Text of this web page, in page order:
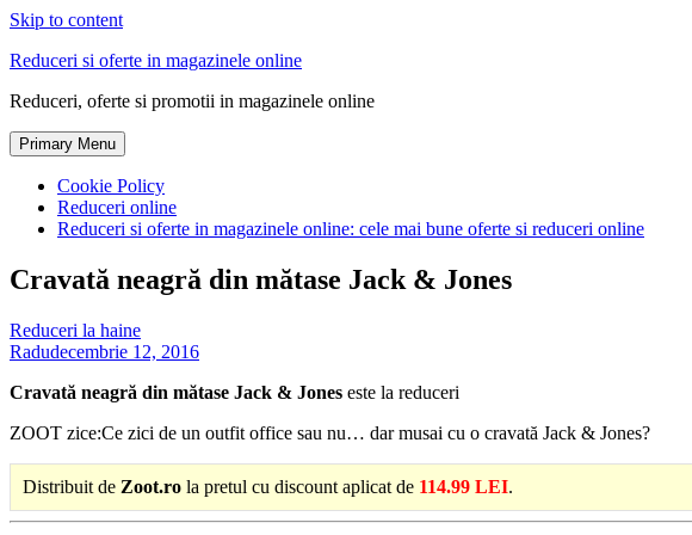
Skip to content
Reduceri si oferte in magazinele online
Reduceri, oferte si promotii in magazinele online
Primary Menu
Cookie Policy
Reduceri online
Reduceri si oferte in magazinele online: cele mai bune oferte si reduceri online
Cravată neagră din mătase Jack & Jones
Reduceri la haine
Radudecembrie 12, 2016
Cravată neagră din mătase Jack & Jones este la reduceri
ZOOT zice:Ce zici de un outfit office sau nu… dar musai cu o cravată Jack & Jones?
Distribuit de Zoot.ro la pretul cu discount aplicat de 114.99 LEI.